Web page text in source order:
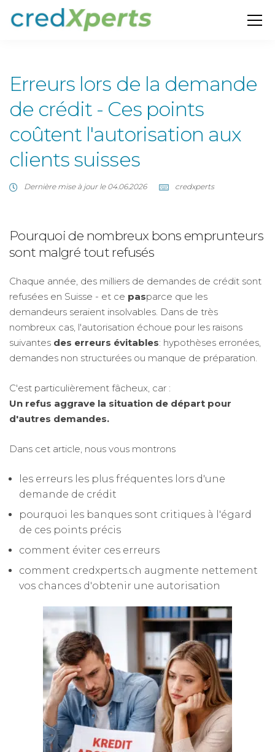
Erreurs lors de la demande
de crédit - Ces points
coûtent l'autorisation aux
clients suisses
Dernière mise à jour le 04.06.2026 credxperts
Pourquoi de nombreux bons emprunteurs
sont malgré tout refusés
Chaque année, des milliers de demandes de crédit sont
refusées en Suisse - et ce pasparce que les
demandeurs seraient insolvables. Dans de très
nombreux cas, l'autorisation échoue pour les raisons
suivantes des erreurs évitables: hypothèses erronées,
demandes non structurées ou manque de préparation.
C'est particulièrement fâcheux, car :
Un refus aggrave la situation de départ pour
d'autres demandes.
Dans cet article, nous vous montrons
les erreurs les plus fréquentes lors d'une
demande de crédit
pourquoi les banques sont critiques à l'égard
de ces points précis
comment éviter ces erreurs
comment credxperts.ch augmente nettement
vos chances d'obtenir une autorisation